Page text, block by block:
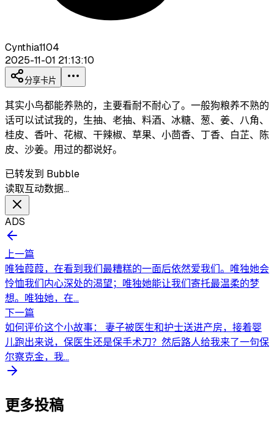
Cynthia1104
2025-11-01 21:13:10
分享卡片
其实小鸟都能养熟的，主要看耐不耐心了。一般狗粮养不熟的
话可以试试我的，生抽、老抽、料酒、冰糖、葱、姜、八角、
桂皮、香叶、花椒、干辣椒、草果、小茴香、丁香、白芷、陈
皮、沙姜。用过的都说好。
已转发到 Bubble
读取互动数据…
ADS
上一篇
唯独葭葭，在看到我们最糟糕的一面后依然爱我们。唯独她会
怜恤我们内心深处的渴望；唯独她能让我们寄托最温柔的梦
想。唯独她，在...
下一篇
如何评价这个小故事： 妻子被医生和护士送进产房，接着婴
儿跑出来说，保医生还是保手术刀？然后路人给我来了一句保
尔察克金，我...
更多投稿